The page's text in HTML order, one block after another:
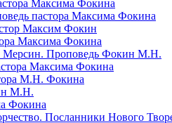
Максима Фокина
пастора Максима Фокина
Максим Фокин
Максима Фокина
Мерсин. Проповедь Фокин М.Н.
Максима Фокина
М.Н. Фокина
М.Н.
Фокина
Посланники Нового